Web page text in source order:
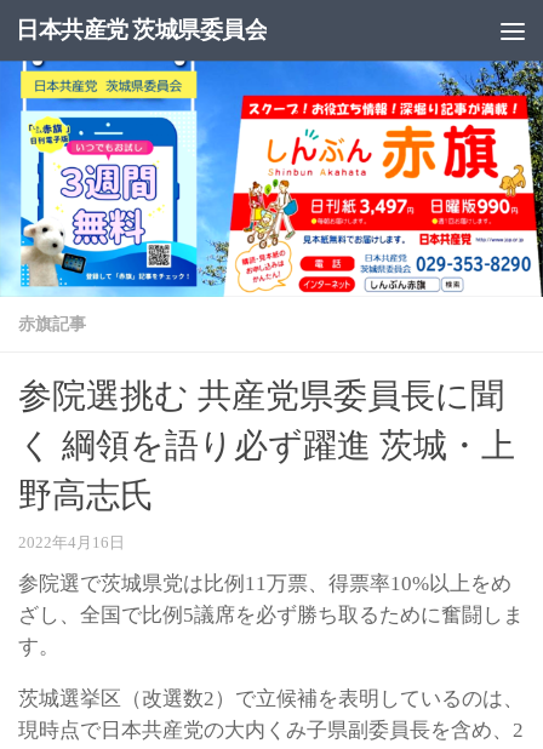
コンテンツへスキップ
日本共産党 茨城県委員会
赤旗記事
参院選挑む 共産党県委員長に聞
く 綱領を語り必ず躍進 茨城・上
野高志氏
2022年4月16日
参院選で茨城県党は比例11万票、得票率10%以上をめ
ざし、全国で比例5議席を必ず勝ち取るために奮闘しま
す。
茨城選挙区（改選数2）で立候補を表明しているのは、
現時点で日本共産党の大内くみ子県副委員長を含め、2